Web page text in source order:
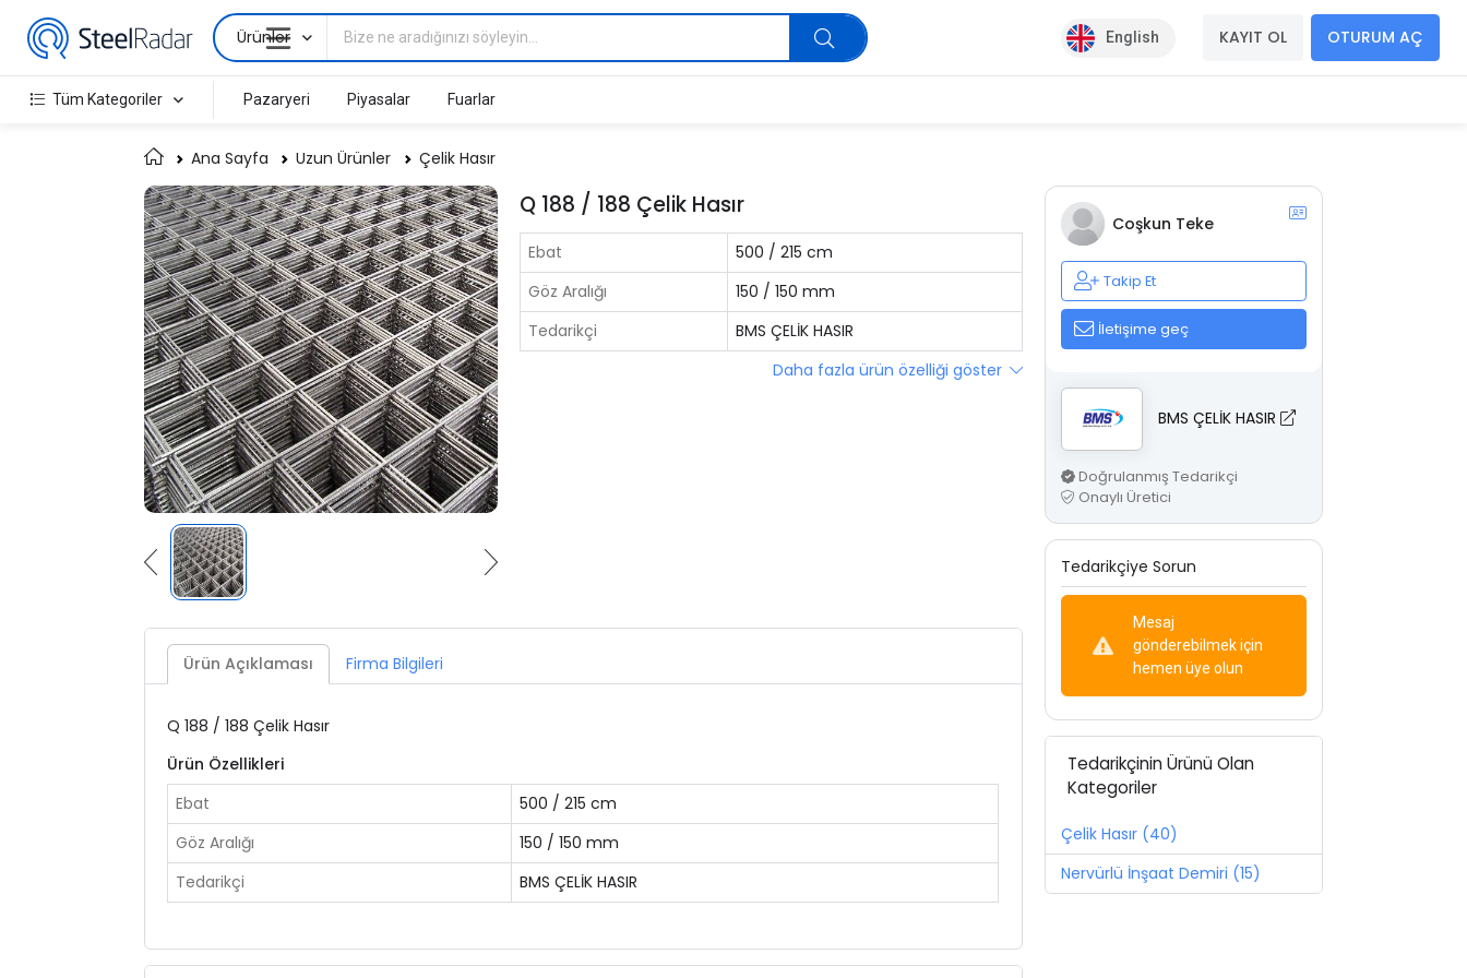
Ürünler English KAYIT OL OTURUM AÇ
Tüm Kategoriler Pazaryeri Piyasalar Fuarlar
Ana Sayfa Uzun Ürünler Çelik Hasır
Q 188 / 188 Çelik Hasır
Ebat
500 / 215 cm
Göz Aralığı
150 / 150 mm
Tedarikçi
BMS ÇELİK HASIR
Daha fazla ürün özelliği göster
Ürün Açıklaması Firma Bilgileri
Q 188 / 188 Çelik Hasır
Ürün Özellikleri
Ebat
500 / 215 cm
Göz Aralığı
150 / 150 mm
Tedarikçi
BMS ÇELİK HASIR
Coşkun Teke
Takip Et
İletişime geç
BMS ÇELİK HASIR
Doğrulanmış Tedarikçi
Onaylı Üretici
Tedarikçiye Sorun
Mesaj
gönderebilmek için
hemen üye olun
Tedarikçinin Ürünü Olan
Kategoriler
Çelik Hasır (40)
Nervürlü İnşaat Demiri (15)